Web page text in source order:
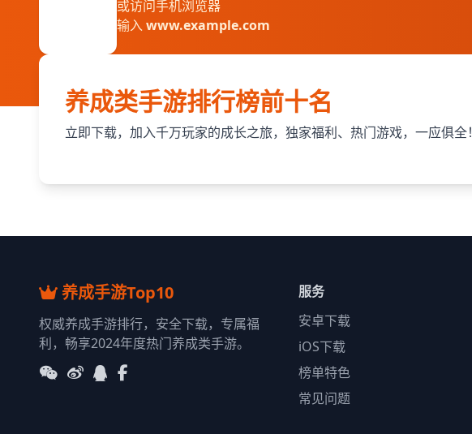
或访问手机浏览器
输入 www.example.com
养成类手游排行榜前十名
立即下载，加入千万玩家的成长之旅，独家福利、热门游戏，一应俱全！
养成手游Top10
权威养成手游排行，安全下载，专属福
利，畅享2024年度热门养成类手游。
服务
安卓下载
iOS下载
榜单特色
常见问题